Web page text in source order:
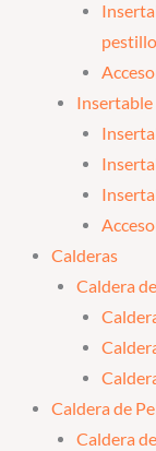
pestillo
Insertable
Calderas
Caldera
Caldera de
Caldera